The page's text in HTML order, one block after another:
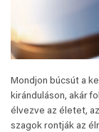
Mondjon búcsút a
kiránduláson, akár
élvezve az életet,
szagok rontják az